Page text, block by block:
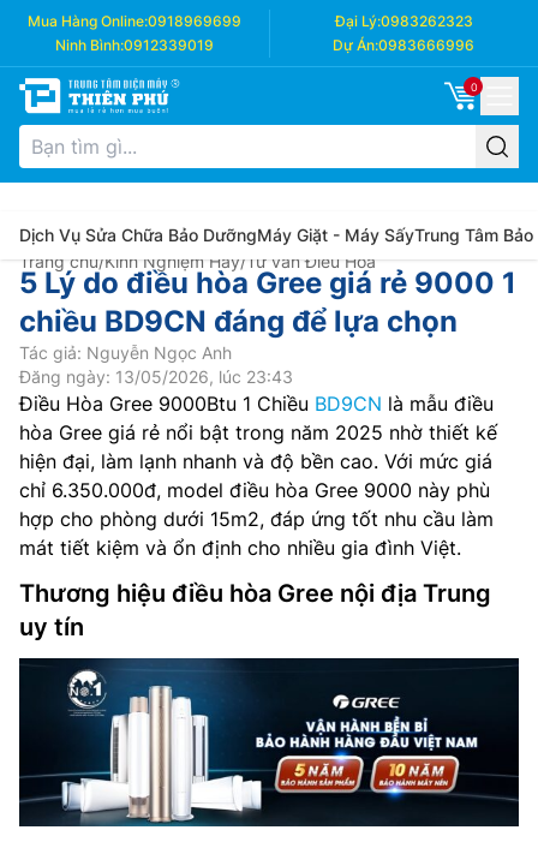
Mua Hàng Online:0918969699 Đại Lý:0983262323
Ninh Bình:0912339019 Dự Án:0983666996
0
Dịch Vụ Sửa Chữa Bảo DưỡngMáy Giặt - Máy SấyTrung Tâm Bảo
Trang chủ/Kinh Nghiệm Hay/Tư vấn Điều Hòa
5 Lý do điều hòa Gree giá rẻ 9000 1
chiều BD9CN đáng để lựa chọn
Tác giả: Nguyễn Ngọc Anh
Đăng ngày: 13/05/2026, lúc 23:43
Điều Hòa Gree 9000Btu 1 Chiều BD9CN là mẫu điều
hòa Gree giá rẻ nổi bật trong năm 2025 nhờ thiết kế
hiện đại, làm lạnh nhanh và độ bền cao. Với mức giá
chỉ 6.350.000đ, model điều hòa Gree 9000 này phù
hợp cho phòng dưới 15m2, đáp ứng tốt nhu cầu làm
mát tiết kiệm và ổn định cho nhiều gia đình Việt.
Thương hiệu điều hòa Gree nội địa Trung
uy tín